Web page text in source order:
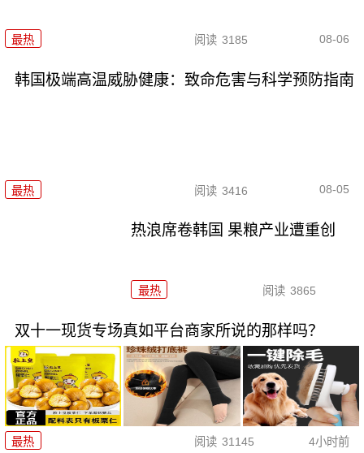
最热 阅读 3185 08-06
韩国极端高温威胁健康：致命危害与科学预防指南
最热 阅读 3416 08-05
热浪席卷韩国 果粮产业遭重创
最热 阅读 3865
双十一现货专场真如平台商家所说的那样吗？
最热 阅读 31145 4小时前